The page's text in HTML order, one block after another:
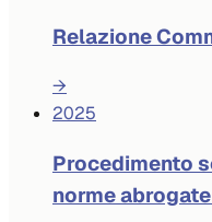
Relazione
→
2025
Procedimento
norme